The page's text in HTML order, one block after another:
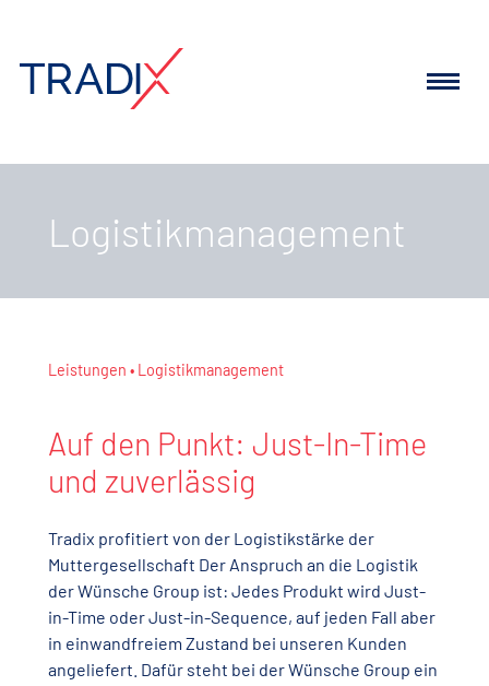
Logistikmanagement
Leistungen Logistikmanagement
Auf den Punkt: Just-In-Time
und zuverlässig
Tradix profitiert von der Logistikstärke der
Muttergesellschaft Der Anspruch an die Logistik
der Wünsche Group ist: Jedes Produkt wird Just-
in-Time oder Just-in-Sequence, auf jeden Fall aber
in einwandfreiem Zustand bei unseren Kunden
angeliefert. Dafür steht bei der Wünsche Group ein